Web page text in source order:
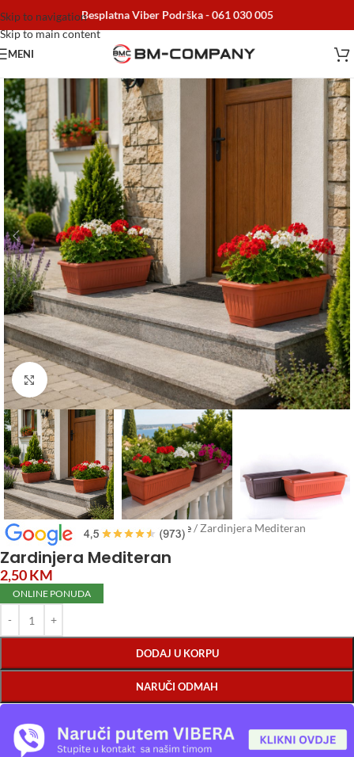
Skip to navigation
Skip to main content
Besplatna Viber Podrška -061 030 005
MENI
Click to enlarge
Početna/Vrtni program /Vrtne Saksije/ Zardinjera Mediteran
Zardinjera Mediteran
2,50KM
ONLINE PONUDA
DODAJ U KORPU
NARUČI ODMAH